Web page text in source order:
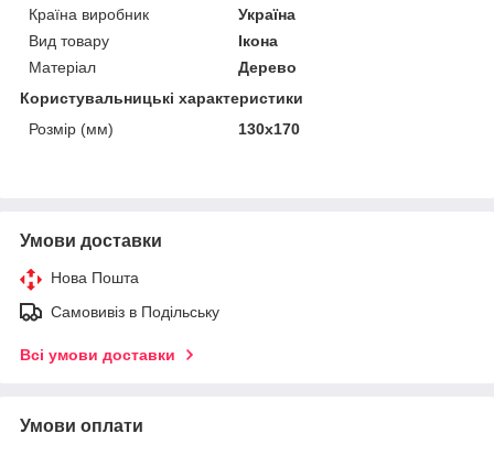
Країна виробник
Україна
Вид товару
Ікона
Матеріал
Дерево
Користувальницькі характеристики
Розмір (мм)
130х170
Умови доставки
Нова Пошта
Самовивіз в Подільську
Всі умови доставки
Умови оплати